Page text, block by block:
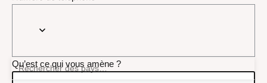
Qu’est ce qui vous amène ?